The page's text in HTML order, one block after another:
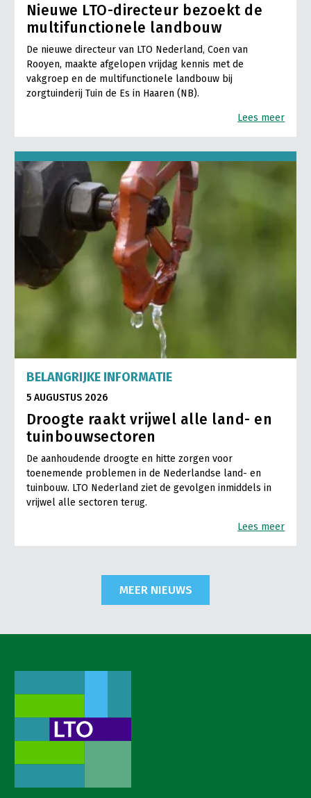
Nieuwe LTO-directeur bezoekt de
multifunctionele landbouw
De nieuwe directeur van LTO Nederland, Coen van
Rooyen, maakte afgelopen vrijdag kennis met de
vakgroep en de multifunctionele landbouw bij
zorgtuinderij Tuin de Es in Haaren (NB).
Lees meer
BELANGRIJKE INFORMATIE
5 AUGUSTUS 2026
Droogte raakt vrijwel alle land- en
tuinbouwsectoren
De aanhoudende droogte en hitte zorgen voor
toenemende problemen in de Nederlandse land- en
tuinbouw. LTO Nederland ziet de gevolgen inmiddels in
vrijwel alle sectoren terug.
Lees meer
MEER NIEUWS